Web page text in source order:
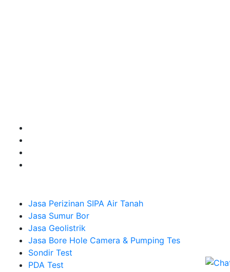
Jasa Perizinan SIPA Air Tanah
Jasa Sumur Bor
Jasa Geolistrik
Jasa Bore Hole Camera & Pumping Tes
Sondir Test
PDA Test